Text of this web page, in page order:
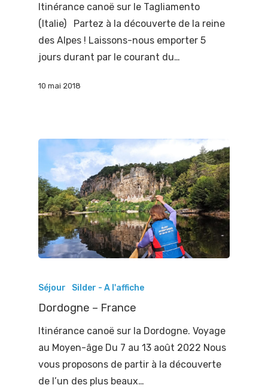
Itinérance canoë sur le Tagliamento
(Italie) Partez à la découverte de la reine
des Alpes ! Laissons-nous emporter 5
jours durant par le courant du…
10 mai 2018
Séjour Silder - A l'affiche
Dordogne – France
Itinérance canoë sur la Dordogne. Voyage
au Moyen-âge Du 7 au 13 août 2022 Nous
vous proposons de partir à la découverte
de l’un des plus beaux…